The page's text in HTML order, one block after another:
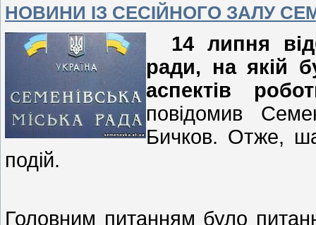
НОВИНИ ІЗ СЕСІЙНОГО ЗАЛУ
14 липня
ради, на якій
аспектів
повідомив
Бичков. Отже,
подій.
Головним питанням було